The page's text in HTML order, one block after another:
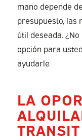
mano depende
presupuesto, las
útil deseada.
opción para
ayudarle.
LA
TRANSIT